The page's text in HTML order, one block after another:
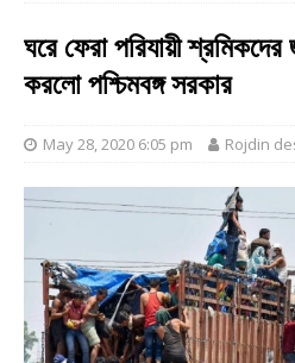
ঘরে ফেরা পরিযায়ী শ্রমিকদের
করলো পশ্চিমবঙ্গ সরকার
May 28, 2020 6:05 pm Rojdin